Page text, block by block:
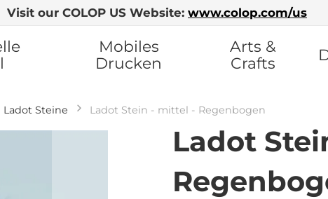
Visit our COLOP US Website: www.colop.com/us
Mobiles
Drucken
Arts &
Crafts
Ladot Steine Ladot Stein - mittel - Regenbogen
Ladot